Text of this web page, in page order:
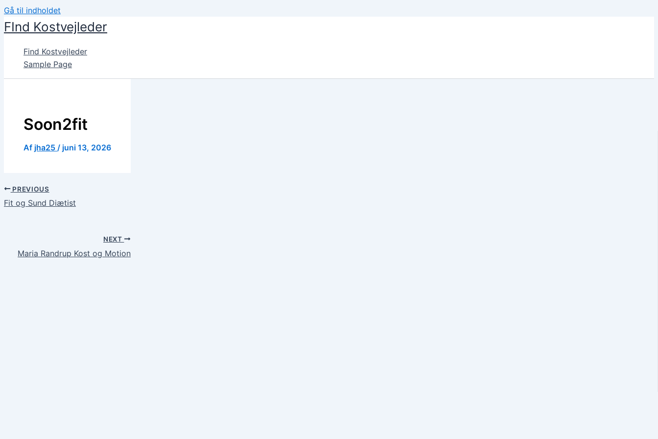
Gå til indholdet
FInd Kostvejleder
Find Kostvejleder
Sample Page
Soon2fit
Af jha25 / juni 13, 2026
PREVIOUS
Fit og Sund Diætist
NEXT
Maria Randrup Kost og Motion